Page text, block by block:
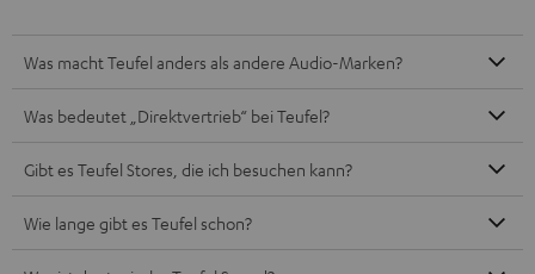
Was macht Teufel anders als andere Audio-Marken?
Was bedeutet „Direktvertrieb“ bei Teufel?
Gibt es Teufel Stores, die ich besuchen kann?
Wie lange gibt es Teufel schon?